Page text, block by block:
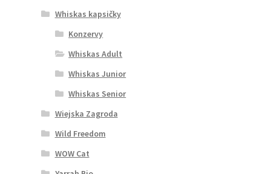
Whiskas kapsičky
Konzervy
Whiskas Adult
Whiskas Junior
Whiskas Senior
Wiejska Zagroda
Wild Freedom
WOW Cat